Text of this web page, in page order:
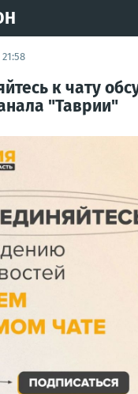
к чату
"Таврии"